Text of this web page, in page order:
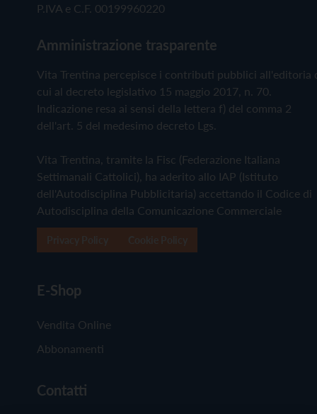
P.IVA e C.F. 00199960220
Amministrazione trasparente
Vita Trentina percepisce i contributi pubblici all'editoria
cui al decreto legislativo 15 maggio 2017, n. 70.
Indicazione resa ai sensi della lettera f) del comma 2
dell'art. 5 del medesimo decreto Lgs.
Vita Trentina, tramite la Fisc (Federazione Italiana
Settimanali Cattolici), ha aderito allo IAP (Istituto
dell'Autodisciplina Pubblicitaria) accettando il Codice di
Autodisciplina della Comunicazione Commerciale
E-Shop
Vendita Online
Abbonamenti
Contatti